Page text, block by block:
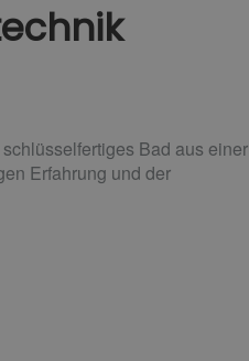
Bad aus einer
Erfahrung und der